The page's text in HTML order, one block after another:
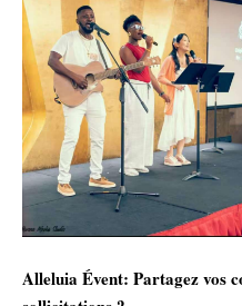
‎Alleluia Évent: Partagez vos